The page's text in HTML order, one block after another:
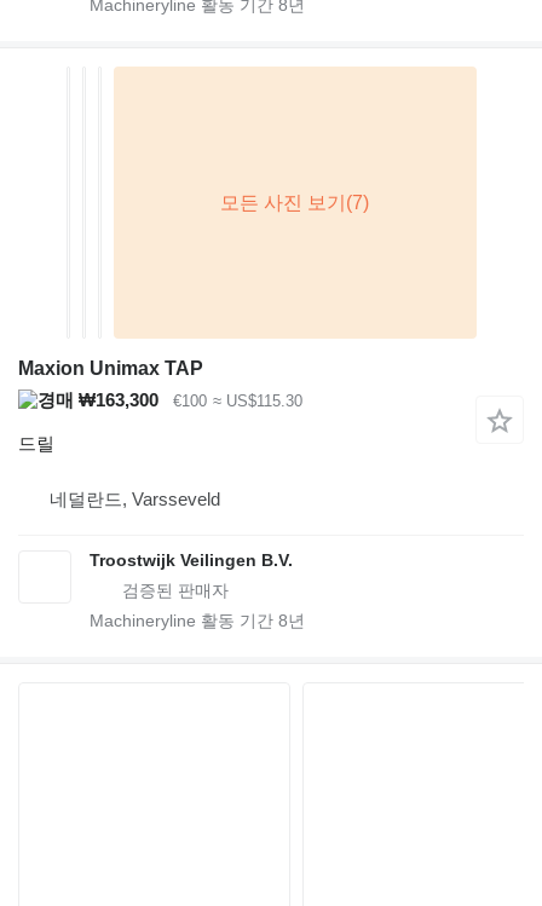
Machineryline 활동 기간 8년
Maxion Unimax TAP
₩163,300
€100 ≈ US$115.30
드릴
네덜란드, Varsseveld
Troostwijk Veilingen B.V.
Machineryline 활동 기간 8년